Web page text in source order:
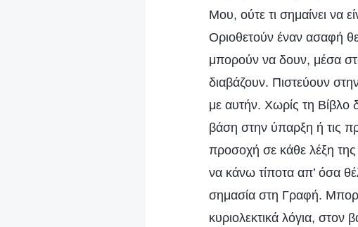
Μου, ούτε τι σημαίνει να
Οριοθετούν έναν ασαφή
μπορούν να δουν, μέσα
διαβάζουν. Πιστεύουν
με αυτήν. Χωρίς τη Βίβλο
βάση στην ύπαρξη ή τις
προσοχή σε κάθε λέξη της
να κάνω τίποτα απ’ όσα
σημασία στη Γραφή.
κυριολεκτικά λόγια,